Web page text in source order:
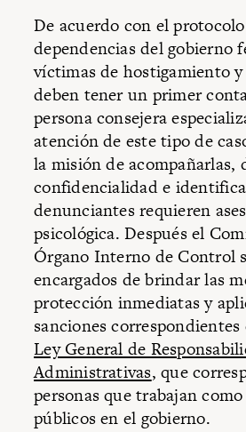
De acuerdo con el
dependencias del gobierno
víctimas de hostigamiento y
deben tener un primer
persona consejera
atención de este tipo de
la misión de acompañarlas,
confidencialidad e
denunciantes requieren
psicológica. Después el
Órgano Interno de Control
encargados de brindar las
protección inmediatas y
sanciones
Ley General de
Administrativas, que
personas que trabajan
públicos en el gobierno.